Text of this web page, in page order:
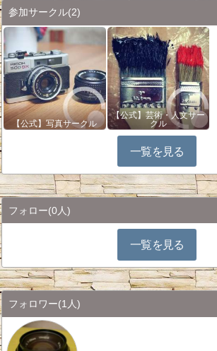
参加サークル(2)
【公式】写真サークル
【公式】芸術・人文サー
クル
一覧を見る
フォロー(0人)
一覧を見る
フォロワー(1人)